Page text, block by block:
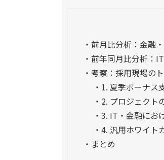
・ 前月比分析：金融
・ 前年同月比分析：
・ 考察：採用現場の
・ 1. 夏季ボーナス
・ 2. プロジェクト
・ 3. IT・金融にお
・ 4. 汎用ホワイト
・ まとめ